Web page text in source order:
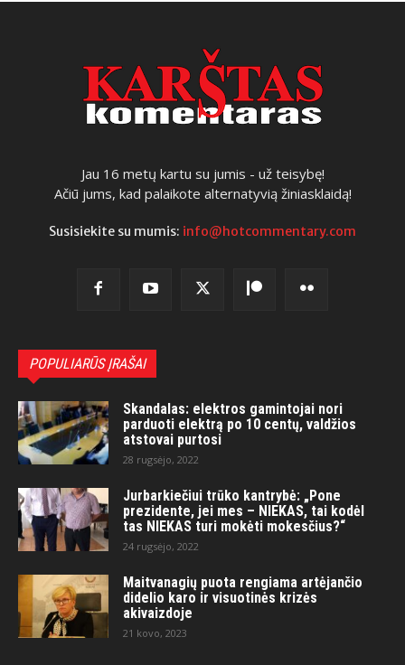
Jau 16 metų kartu su jumis - už teisybę!
Ačiū jums, kad palaikote alternatyvią žiniasklaidą!
Susisiekite su mumis: info@hotcommentary.com
POPULIARŪS ĮRAŠAI
Skandalas: elektros gamintojai nori
parduoti elektrą po 10 centų, valdžios
atstovai purtosi
28 rugsėjo, 2022
Jurbarkiečiui trūko kantrybė: „Pone
prezidente, jei mes – NIEKAS, tai kodėl
tas NIEKAS turi mokėti mokesčius?“
24 rugsėjo, 2022
Maitvanagių puota rengiama artėjančio
didelio karo ir visuotinės krizės
akivaizdoje
21 kovo, 2023